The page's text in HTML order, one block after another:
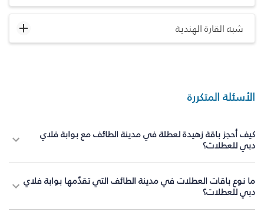
شبه القارة الهندية
الأسئلة المتكررة
كيف أحجز باقة زهيدة لعطلة في مدينة الطائف مع بوابة فلاي
دبي للعطلات؟
ما نوع باقات العطلات في مدينة الطائف التي تقدّمها بوابة فلاي
دبي للعطلات؟